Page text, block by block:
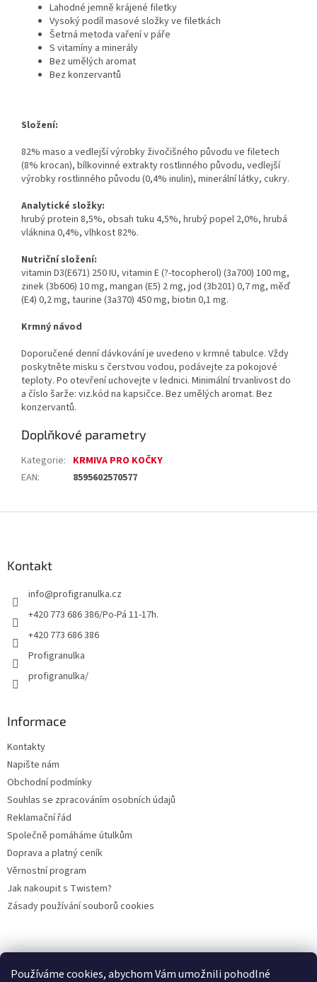
Používáme cookies, abychom Vám umožnili pohodlné
Lahodné jemně krájené filetky
Vysoký podíl masové složky ve filetkách
Šetrná metoda vaření v páře
S vitamíny a minerály
Bez umělých aromat
Bez konzervantů
Složení:
82% maso a vedlejší výrobky živočišného původu ve filetech
(8% krocan), bílkovinné extrakty rostlinného původu, vedlejší
výrobky rostlinného původu (0,4% inulin), minerální látky, cukry.
Analytické složky:
hrubý protein 8,5%, obsah tuku 4,5%, hrubý popel 2,0%, hrubá
vláknina 0,4%, vlhkost 82%.
Nutriční složení:
vitamin D3(E671) 250 IU, vitamin E (?-tocopherol) (3a700) 100 mg,
zinek (3b606) 10 mg, mangan (E5) 2 mg, jod (3b201) 0,7 mg, měď
(E4) 0,2 mg, taurine (3a370) 450 mg, biotin 0,1 mg.
Krmný návod
Doporučené denní dávkování je uvedeno v krmné tabulce. Vždy
poskytněte misku s čerstvou vodou, podávejte za pokojové
teploty. Po otevření uchovejte v lednici. Minimální trvanlivost do
a číslo šarže: viz.kód na kapsičce. Bez umělých aromat. Bez
konzervantů.
Doplňkové parametry
Kategorie: KRMIVA PRO KOČKY
EAN: 8595602570577
Kontakt
info@profigranulka.cz
+420 773 686 386/Po-Pá 11-17h.
+420 773 686 386
Profigranulka
profigranulka/
Informace
Kontakty
Napište nám
Obchodní podmínky
Souhlas se zpracováním osobních údajů
Reklamační řád
Společně pomáháme útulkům
Doprava a platný ceník
Věrnostní program
Jak nakoupit s Twistem?
Zásady používání souborů cookies